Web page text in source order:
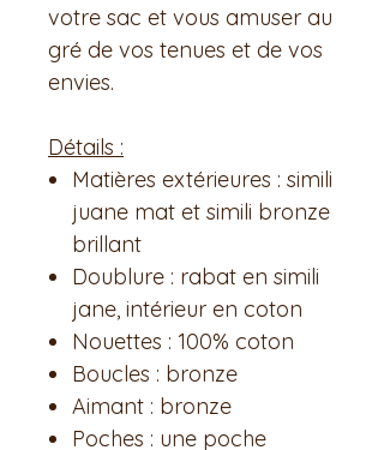
votre sac et vous amuser au
gré de vos tenues et de vos
envies.
Détails :
Matières extérieures : simili
juane mat et simili bronze
brillant
Doublure : rabat en simili
jane, intérieur en coton
Nouettes : 100% coton
Boucles : bronze
Aimant : bronze
Poches : une poche